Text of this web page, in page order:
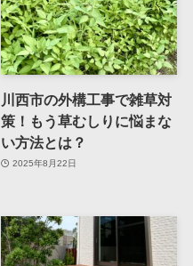
川西市の外構工事で雑草対
策！もう草むしりに悩まな
い方法とは？
2025年8月22日